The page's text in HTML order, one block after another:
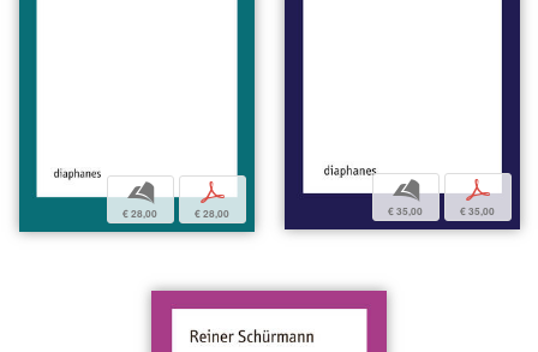
b
€ 28,00
p
€ 28,00
b
€ 35,00
p
€ 35,00